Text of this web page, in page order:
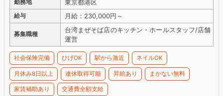
勤務地 東京都港区
給与 月給：230,000円～
募集職種
台湾まぜそば店のキッチン・ホールスタッフ/店舗
運営
社会保険完備 ひげOK 駅から激近 ネイルOK
月休み8日以上 連休取得可能 昇給あり まかない無料
家賃補助あり 交通費全額支給